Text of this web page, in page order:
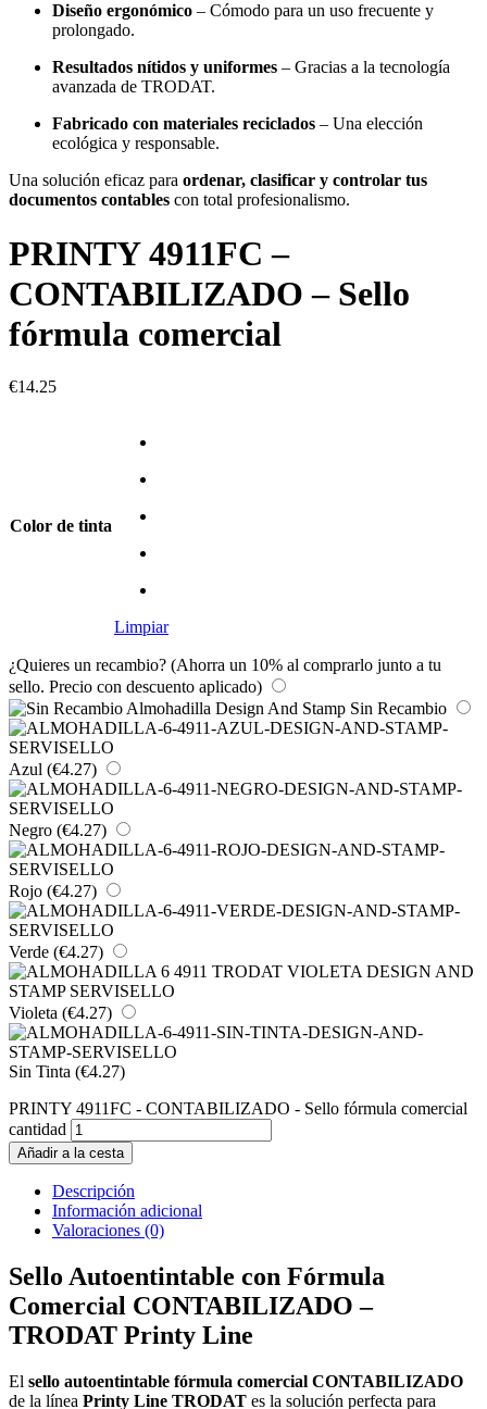
Diseño ergonómico – Cómodo para un uso frecuente y
prolongado.
Resultados nítidos y uniformes – Gracias a la tecnología
avanzada de TRODAT.
Fabricado con materiales reciclados – Una elección
ecológica y responsable.
Una solución eficaz para ordenar, clasificar y controlar tus
documentos contables con total profesionalismo.
PRINTY 4911FC –
CONTABILIZADO – Sello
fórmula comercial
€14.25
Color de tinta
Limpiar
¿Quieres un recambio? (Ahorra un 10% al comprarlo junto a tu
sello. Precio con descuento aplicado)
Sin Recambio
Azul (€4.27)
Negro (€4.27)
Rojo (€4.27)
Verde (€4.27)
Violeta (€4.27)
Sin Tinta (€4.27)
PRINTY 4911FC - CONTABILIZADO - Sello fórmula comercial
cantidad
Añadir a la cesta
Descripción
Información adicional
Valoraciones (0)
Sello Autoentintable con Fórmula
Comercial CONTABILIZADO –
TRODAT Printy Line
El sello autoentintable fórmula comercial CONTABILIZADO
de la línea Printy Line TRODAT es la solución perfecta para